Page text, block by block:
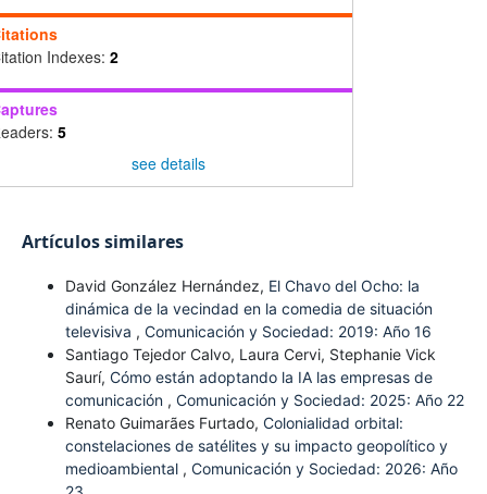
Indexes: 2
5
see details
Artículos similares
David González Hernández, El Chavo del Ocho: la
dinámica de la vecindad en la comedia de situación
televisiva , Comunicación y Sociedad: 2019: Año 16
Santiago Tejedor Calvo, Laura Cervi, Stephanie Vick
Saurí, Cómo están adoptando la IA las empresas de
comunicación , Comunicación y Sociedad: 2025: Año 22
Renato Guimarães Furtado, Colonialidad orbital:
constelaciones de satélites y su impacto geopolítico y
medioambiental , Comunicación y Sociedad: 2026: Año